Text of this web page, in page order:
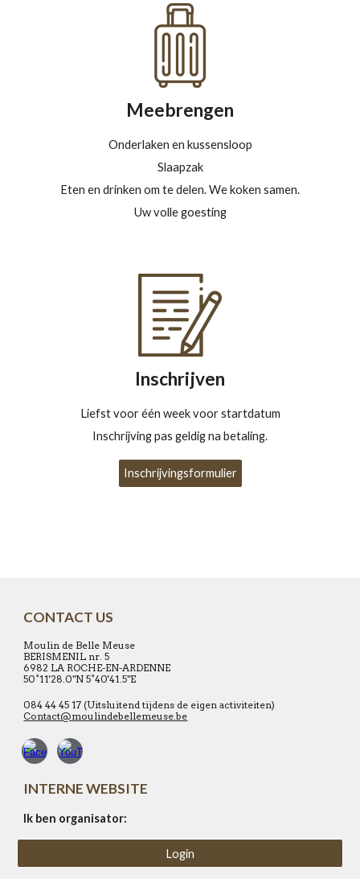
Meebrengen
Onderlaken en kussensloop
Slaapzak
Eten en drinken om te delen. We koken samen.
Uw volle goesting
Inschrijven
Liefst voor één week voor startdatum
Inschrijving pas geldig na betaling.
Inschrijvingsformulier
CONTACT US
Moulin de Belle Meuse
BERISMENIL nr. 5
6982 LA ROCHE-EN-ARDENNE
50°11'28.0"N 5°40'41.5"E
084 44 45 17 (Uitsluitend tijdens de eigen activiteiten)
Contact@moulindebellemeuse.be
INTERNE WEBSITE
Ik ben organisator:
Login